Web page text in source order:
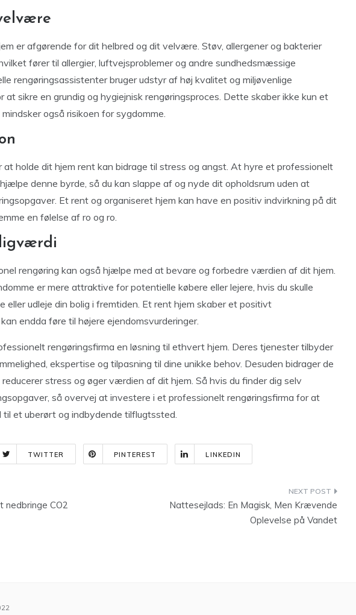
er afgørende for dit helbred og dit velvære. Støv, allergener og bakterier
fører til allergier, luftvejsproblemer og andre sundhedsmæssige
rengøringsassistenter bruger udstyr af høj kvalitet og miljøvenlige
at sikre en grundig og hygiejnisk rengøringsproces. Dette skaber ikke kun et
også risikoen for sygdomme.
holde dit hjem rent kan bidrage til stress og angst. At hyre et professionelt
denne byrde, så du kan slappe af og nyde dit opholdsrum uden at
Et rent og organiseret hjem kan have en positiv indvirkning på dit
en følelse af ro og ro.
rengøring kan også hjælpe med at bevare og forbedre værdien af ​​dit hjem.
er mere attraktive for potentielle købere eller lejere, hvis du skulle
udleje din bolig i fremtiden. Et rent hjem skaber et positivt
endda føre til højere ejendomsvurderinger.
rengøringsfirma en løsning til ethvert hjem. Deres tjenester tilbyder
ekspertise og tilpasning til dine unikke behov. Desuden bidrager de
stress og øger værdien af ​​dit hjem. Så hvis du finder dig selv
så overvej at investere i et professionelt rengøringsfirma for at
et uberørt og indbydende tilflugtssted.
TWITTER PINTEREST LINKEDIN
nedbringe CO2
Nattesejlads: En Magisk, Men Krævende
Oplevelse på Vandet